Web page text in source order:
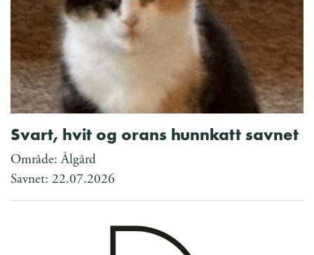
Svart, hvit og orans hunnkatt savnet
Område: Ålgård
Savnet: 22.07.2026